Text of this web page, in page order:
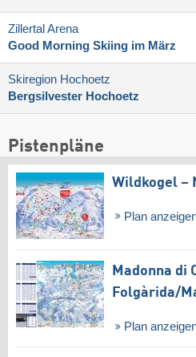
Zillertal Arena
Good Morning Skiing im März
Skiregion Hochoetz
Bergsilvester Hochoetz
Pistenpläne
Wildkogel –
Plan
Madonna di
Folgàrida/​
Plan